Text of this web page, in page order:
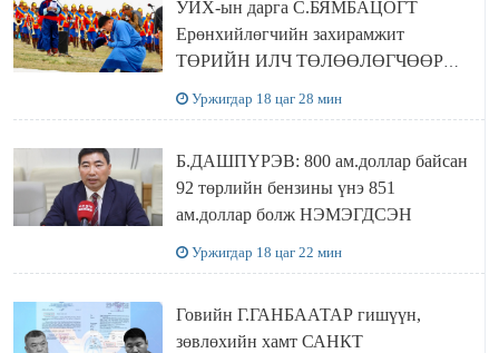
УИХ-ын дарга С.БЯМБАЦОГТ
Ерөнхийлөгчийн захирамжит
ТӨРИЙН ИЛЧ ТӨЛӨӨЛӨГЧӨӨР
Уржигдар 18 цаг 28 мин
Б.ДАШПҮРЭВ: 800 ам.доллар байсан
92 төрлийн бензины үнэ 851
ам.доллар болж НЭМЭГДСЭН
Уржигдар 18 цаг 22 мин
Говийн Г.ГАНБААТАР гишүүн,
зөвлөхийн хамт САНКТ